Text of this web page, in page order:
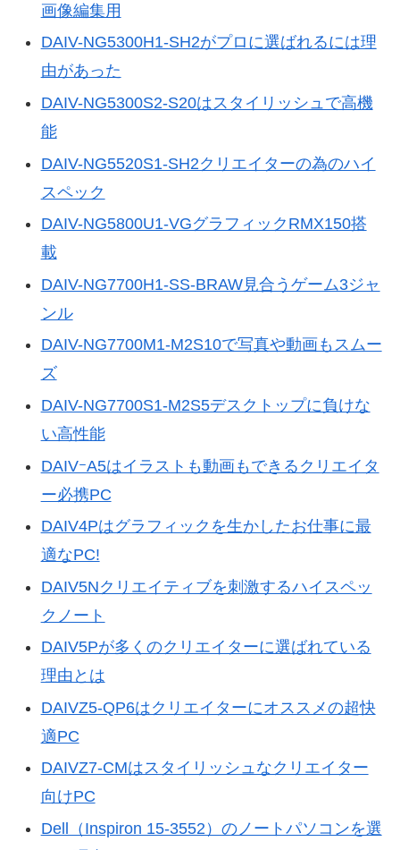
画像編集用
DAIV-NG5300H1-SH2がプロに選ばれるには理
由があった
DAIV-NG5300S2-S20はスタイリッシュで高機
能
DAIV-NG5520S1-SH2クリエイターの為のハイ
スペック
DAIV-NG5800U1-VGグラフィックRMX150搭
載
DAIV-NG7700H1-SS-BRAW見合うゲーム3ジャ
ンル
DAIV-NG7700M1-M2S10で写真や動画もスムー
ズ
DAIV-NG7700S1-M2S5デスクトップに負けな
い高性能
DAIVｰA5はイラストも動画もできるクリエイタ
ー必携PC
DAIV4Pはグラフィックを生かしたお仕事に最
適なPC!
DAIV5Nクリエイティブを刺激するハイスペッ
クノート
DAIV5Pが多くのクリエイターに選ばれている
理由とは
DAIVZ5-QP6はクリエイターにオススメの超快
適PC
DAIVZ7‐CMはスタイリッシュなクリエイター
向けPC
Dell（Inspiron 15-3552）のノートパソコンを選